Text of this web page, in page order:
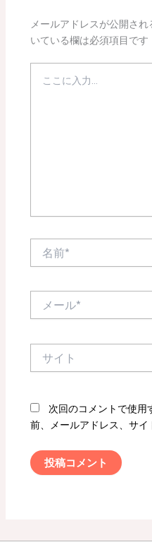
メールアドレスが公開され
いている欄は必須項目です
次回のコメントで使用
前、メールアドレス、サイ